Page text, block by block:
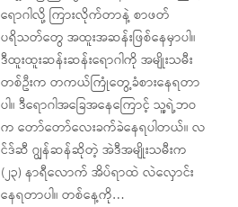
ရောဂါလို့ ကြားလိုက်တာနဲ့ စာဖတ်
ပရိသတ်တွေ အထူးအဆန်းဖြစ်နေမှာပါ။
ဒီထူးထူးဆန်းဆန်းရောဂါကို အမျိုးသမီး
တစ်ဦးက တကယ်ကြုံတွေ့ခံစားနေရတာ
ပါ။ ဒီရောဂါအခြေအနေကြောင့် သူ့ရဲ့ဘဝ
က တော်တော်လေးခက်ခဲနေရပါတယ်။ လ
င်ဒ်ဆီ ဂျွန်ဆန်ဆိုတဲ့ အဲဒီအမျိုးသမီးက
(၂၃) နာရီလောက် အိပ်ရာထဲ လဲလှောင်း
နေရတာပါ။ တစ်နေ့ကို…